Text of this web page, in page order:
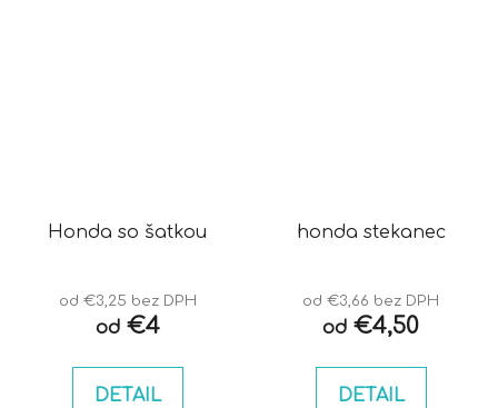
Honda so šatkou
od €3,25 bez DPH
od€4
DETAIL
honda stekanec
od €3,66 bez DPH
od €4,50
DETAIL